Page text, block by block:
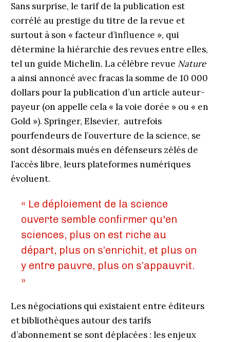
Sans surprise, le tarif de la publication est
corrélé au prestige du titre de la revue et
surtout à son « facteur d’influence », qui
détermine la hiérarchie des revues entre elles,
tel un guide Michelin. La célèbre revue Nature
a ainsi annoncé avec fracas la somme de 10 000
dollars pour la publication d’un article auteur-
payeur (on appelle cela « la voie dorée » ou « en
Gold »). Springer, Elsevier, autrefois
pourfendeurs de l’ouverture de la science, se
sont désormais mués en défenseurs zélés de
l’accès libre, leurs plateformes numériques
évoluent.
« Le déploiement de la science
ouverte semble confirmer qu'en
sciences, plus on est riche au
départ, plus on s’enrichit, et plus on
y entre pauvre, plus on s’appauvrit.
»
Les négociations qui existaient entre éditeurs
et bibliothèques autour des tarifs
d’abonnement se sont déplacées : les enjeux